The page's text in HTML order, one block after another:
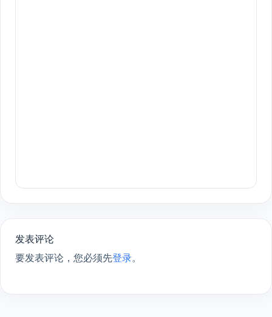
发表评论
要发表评论，您必须先登录。